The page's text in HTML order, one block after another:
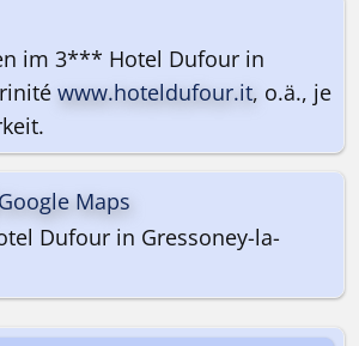
im 3*** Hotel Dufour in
www.hoteldufour.it, o.ä., je
Maps
Dufour in Gressoney-la-